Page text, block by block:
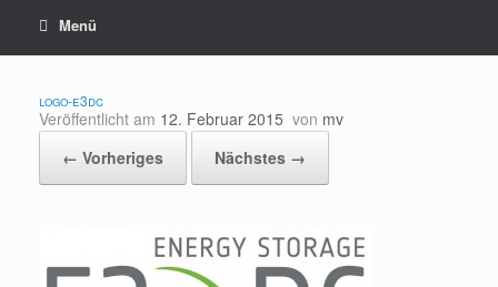
Menü
logo-e3dc
Veröffentlicht am 12. Februar 2015 von mv
← Vorheriges
Nächstes →